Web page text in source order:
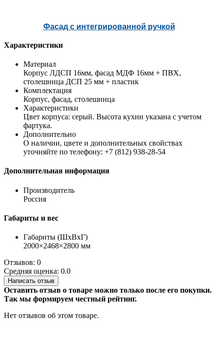
Фасад с интегрированной ручкой
Характеристики
Материал
Корпус ЛДСП 16мм, фасад МДФ 16мм + ПВХ,
столешница ДСП 25 мм + пластик
Комплектация
Корпус, фасад, столешница
Характеристики
Цвет корпуса: серый. Высота кухни указана с учетом
фартука.
Дополнительно
О наличии, цвете и дополнительных свойствах
уточняйте по телефону: +7 (812) 938-28-54
Дополнительная информация
Производитель
Россия
Габариты и вес
Габариты (ШхВхГ)
2000×2468×2800 мм
Отзывов: 0
Средняя оценка: 0.0
Написать отзыв
Оставить отзыв о товаре можно только после его покупки.
Так мы формируем честный рейтинг.
Нет отзывов об этом товаре.